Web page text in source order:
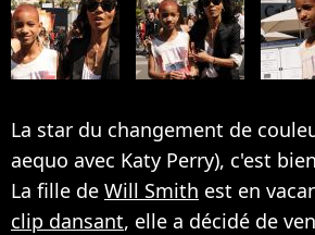
La star du changement de
aequo avec Katy Perry), c'est bien
La fille de Will Smith est en
clip dansant, elle a décidé de